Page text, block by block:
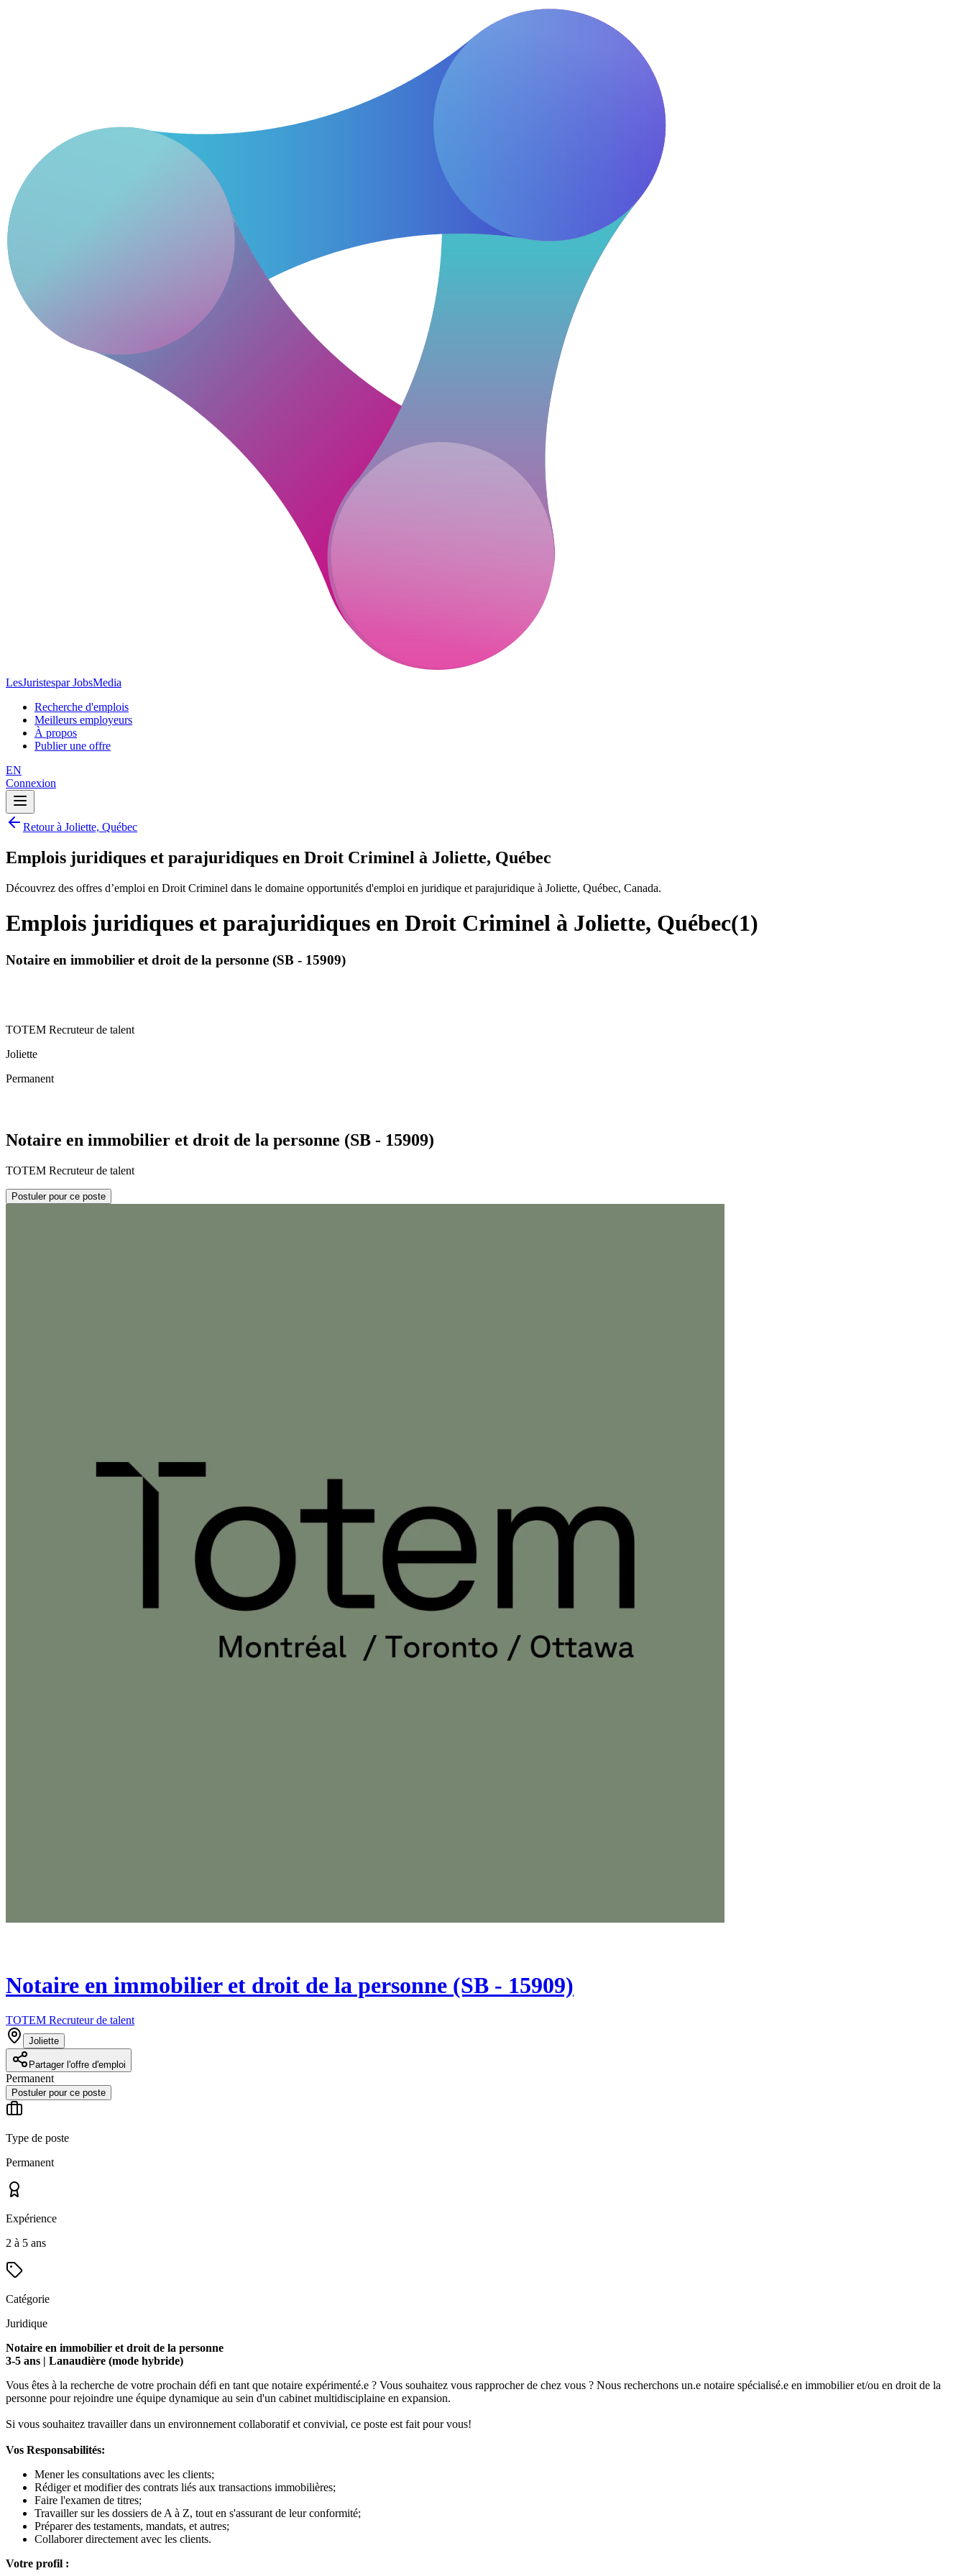
LesJuristespar JobsMedia
Recherche d'emplois
Meilleurs employeurs
À propos
Publier une offre
EN
Connexion
Retour à Joliette, Québec
Emplois juridiques et parajuridiques en Droit Criminel à Joliette, Québec
Découvrez des offres d’emploi en Droit Criminel dans le domaine opportunités d'emploi en juridique et parajuridique à Joliette, Québec, Canada.
Emplois juridiques et parajuridiques en Droit Criminel à Joliette, Québec(1)
Notaire en immobilier et droit de la personne (SB - 15909)
TOTEM Recruteur de talent
Joliette
Permanent
Notaire en immobilier et droit de la personne (SB - 15909)
TOTEM Recruteur de talent
Postuler pour ce poste
Notaire en immobilier et droit de la personne (SB - 15909)
TOTEM Recruteur de talent
Joliette
Partager l'offre d'emploi
Permanent
Postuler pour ce poste
Type de poste
Permanent
Expérience
2 à 5 ans
Catégorie
Juridique
Notaire en immobilier et droit de la personne
3-5 ans | Lanaudière (mode hybride)
Vous êtes à la recherche de votre prochain défi en tant que notaire expérimenté.e ? Vous souhaitez vous rapprocher de chez vous ? Nous recherchons un.e notaire spécialisé.e en immobilier et/ou en droit de la
personne pour rejoindre une équipe dynamique au sein d'un cabinet multidisciplaine en expansion.
Si vous souhaitez travailler dans un environnement collaboratif et convivial, ce poste est fait pour vous!
Vos Responsabilités:
Mener les consultations avec les clients;
Rédiger et modifier des contrats liés aux transactions immobilières;
Faire l'examen de titres;
Travailler sur les dossiers de A à Z, tout en s'assurant de leur conformité;
Préparer des testaments, mandats, et autres;
Collaborer directement avec les clients.
Votre profil :